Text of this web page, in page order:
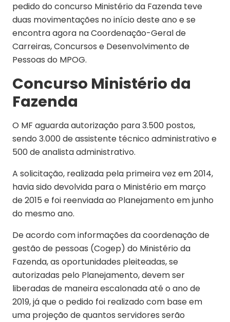
pedido do concurso Ministério da Fazenda teve
duas movimentações no início deste ano e se
encontra agora na Coordenação-Geral de
Carreiras, Concursos e Desenvolvimento de
Pessoas do MPOG.
Concurso Ministério da
Fazenda
O MF aguarda autorização para 3.500 postos,
sendo 3.000 de assistente técnico administrativo e
500 de analista administrativo.
A solicitação, realizada pela primeira vez em 2014,
havia sido devolvida para o Ministério em março
de 2015 e foi reenviada ao Planejamento em junho
do mesmo ano.
De acordo com informações da coordenação de
gestão de pessoas (Cogep) do Ministério da
Fazenda, as oportunidades pleiteadas, se
autorizadas pelo Planejamento, devem ser
liberadas de maneira escalonada até o ano de
2019, já que o pedido foi realizado com base em
uma projeção de quantos servidores serão